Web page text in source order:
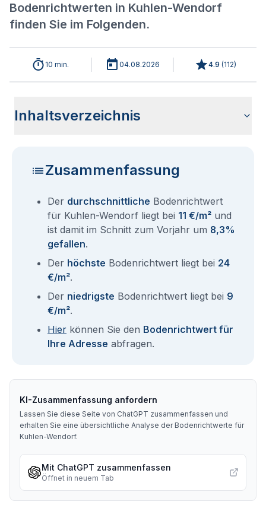
Bodenrichtwerten in Kuhlen-Wendorf
finden Sie im Folgenden.
10 min. 04.08.2026 4.9 (112)
Inhaltsverzeichnis
Zusammenfassung
Der durchschnittliche Bodenrichtwert
für Kuhlen-Wendorf liegt bei 11 €/m² und
ist damit im Schnitt zum Vorjahr um 8,3%
gefallen.
Der höchste Bodenrichtwert liegt bei 24
€/m².
Der niedrigste Bodenrichtwert liegt bei 9
€/m².
Hier können Sie den Bodenrichtwert für
Ihre Adresse abfragen.
KI-Zusammenfassung anfordern
Lassen Sie diese Seite von ChatGPT zusammenfassen und
erhalten Sie eine übersichtliche Analyse der Bodenrichtwerte für
Kuhlen-Wendorf.
Mit ChatGPT zusammenfassen
Öffnet in neuem Tab